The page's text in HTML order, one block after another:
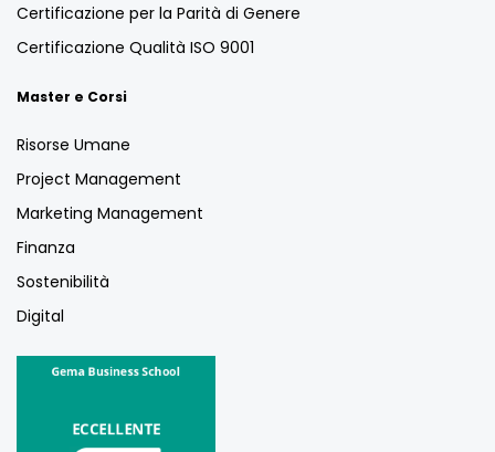
Certificazione per la Parità di Genere
Certificazione Qualità ISO 9001
Master e Corsi
Risorse Umane
Project Management
Marketing Management
Finanza
Sostenibilità
Digital